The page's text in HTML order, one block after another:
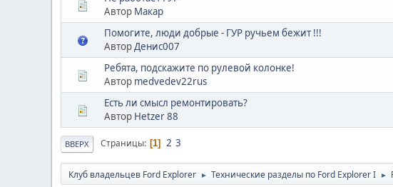
Автор Макар
Помогите, люди добрые - ГУР ручьем бежит !!!
Автор Денис007
Ребята, подскажите по рулевой колонке!
Автор medvedev22rus
Есть ли смысл ремонтировать?
Автор Hetzer 88
ВВЕРХ Страницы 1 2 3
Клуб владельцев Ford Explorer ► Технические разделы по Ford Explorer I ►